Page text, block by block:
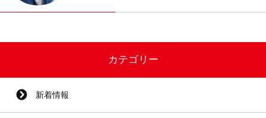
カテゴリー
新着情報